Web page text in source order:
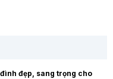
đẹp, sang trọng cho